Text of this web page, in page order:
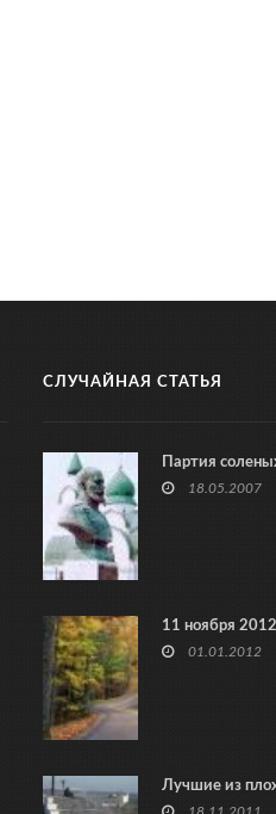
СЛУЧАЙНАЯ СТАТЬЯ
Партия
18.05.2007
11 ноября
01.01.2012
Лучшие из